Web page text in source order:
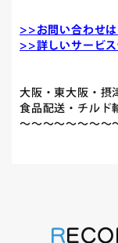
>>お問い合わせ
>>詳しいサービ
大阪・東大阪・摂
食品配送・チルド
～～～～～～～